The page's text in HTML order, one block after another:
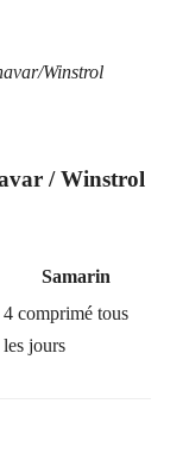
Winstrol
/ Winstrol
Samarin
4 comprimé tous
les jours